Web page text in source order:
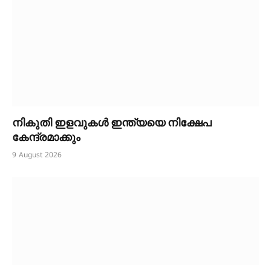
നികുതി ഇളവുകൾ ഇന്ത്യയെ നിക്ഷേപ
കേന്ദ്രമാക്കും
9 August 2026